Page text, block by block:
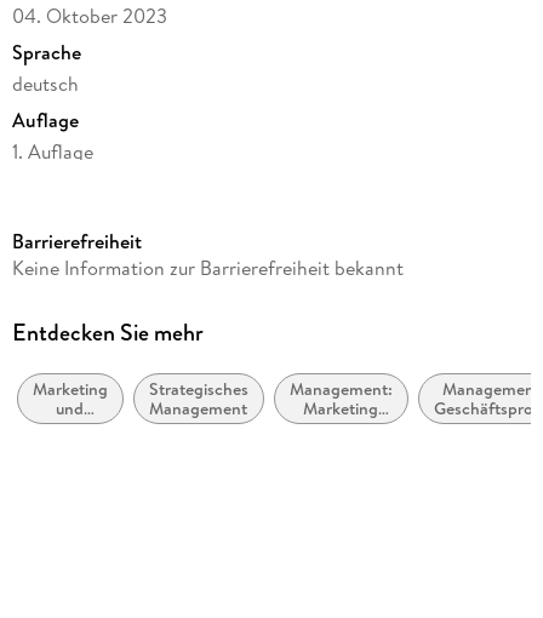
04. Oktober 2023
Sprache
deutsch
Auflage
1. Auflage
Reihe
Autor/Autorin
Verlag/Hersteller
GABAL Verlag GmbH
Barrierefreiheit
Keine Information zur Barrierefreiheit bekannt
Entdecken Sie mehr
Marketing
und
Vertrieb
Strategisches
Management
Management:
Marketing
und Vertrieb